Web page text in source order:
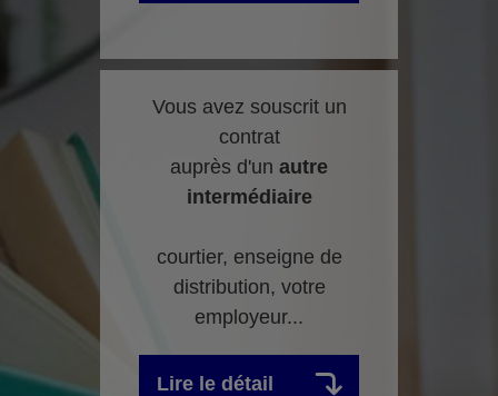
Vous avez souscrit un
contrat
auprès d'un autre
intermédiaire
courtier, enseigne de
distribution, votre
employeur...
Lire le détail